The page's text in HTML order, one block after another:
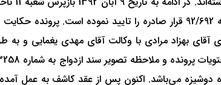
رای شماره 396 - 1393/03/21 در خصوص دعوی آقای بهزاد مرادی با وکالت
دوشیزه می‌باشد. اکنون پس از عقد کاشف به عمل